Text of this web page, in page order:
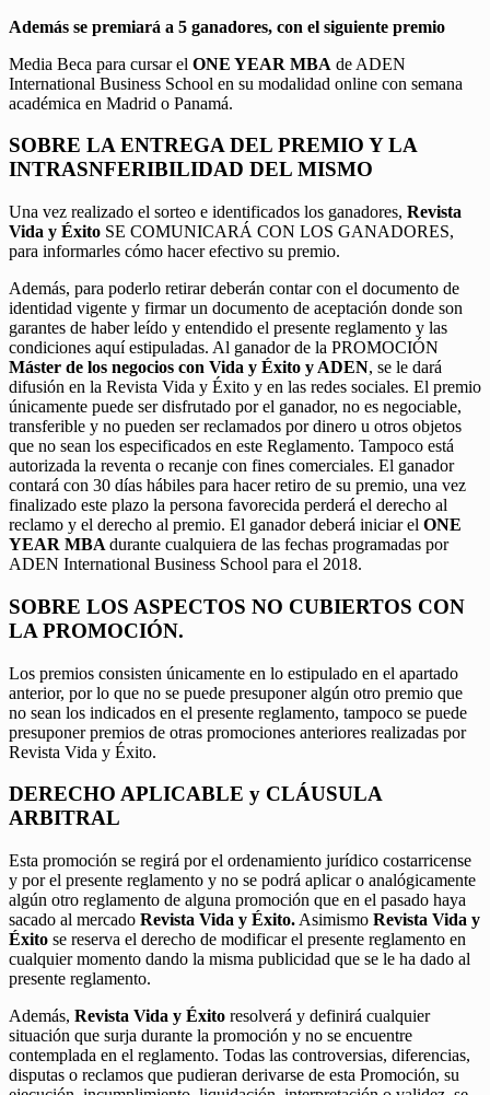
Además se premiará a 5 ganadores, con el siguiente premio
Media Beca para cursar el ONE YEAR MBA de ADEN
International Business School en su modalidad online con semana
académica en Madrid o Panamá.
SOBRE LA ENTREGA DEL PREMIO Y LA
INTRASNFERIBILIDAD DEL MISMO
Una vez realizado el sorteo e identificados los ganadores, Revista
Vida y Éxito SE COMUNICARÁ CON LOS GANADORES,
para informarles cómo hacer efectivo su premio.
Además, para poderlo retirar deberán contar con el documento de
identidad vigente y firmar un documento de aceptación donde son
garantes de haber leído y entendido el presente reglamento y las
condiciones aquí estipuladas. Al ganador de la PROMOCIÓN
Máster de los negocios con Vida y Éxito y ADEN, se le dará
difusión en la Revista Vida y Éxito y en las redes sociales. El premio
únicamente puede ser disfrutado por el ganador, no es negociable,
transferible y no pueden ser reclamados por dinero u otros objetos
que no sean los especificados en este Reglamento. Tampoco está
autorizada la reventa o recanje con fines comerciales. El ganador
contará con 30 días hábiles para hacer retiro de su premio, una vez
finalizado este plazo la persona favorecida perderá el derecho al
reclamo y el derecho al premio. El ganador deberá iniciar el ONE
YEAR MBA durante cualquiera de las fechas programadas por
ADEN International Business School para el 2018.
SOBRE LOS ASPECTOS NO CUBIERTOS CON
LA PROMOCIÓN.
Los premios consisten únicamente en lo estipulado en el apartado
anterior, por lo que no se puede presuponer algún otro premio que
no sean los indicados en el presente reglamento, tampoco se puede
presuponer premios de otras promociones anteriores realizadas por
Revista Vida y Éxito.
DERECHO APLICABLE y CLÁUSULA
ARBITRAL
Esta promoción se regirá por el ordenamiento jurídico costarricense
y por el presente reglamento y no se podrá aplicar o analógicamente
algún otro reglamento de alguna promoción que en el pasado haya
sacado al mercado Revista Vida y Éxito. Asimismo Revista Vida y
Éxito se reserva el derecho de modificar el presente reglamento en
cualquier momento dando la misma publicidad que se le ha dado al
presente reglamento.
Además, Revista Vida y Éxito resolverá y definirá cualquier
situación que surja durante la promoción y no se encuentre
contemplada en el reglamento. Todas las controversias, diferencias,
disputas o reclamos que pudieran derivarse de esta Promoción, su